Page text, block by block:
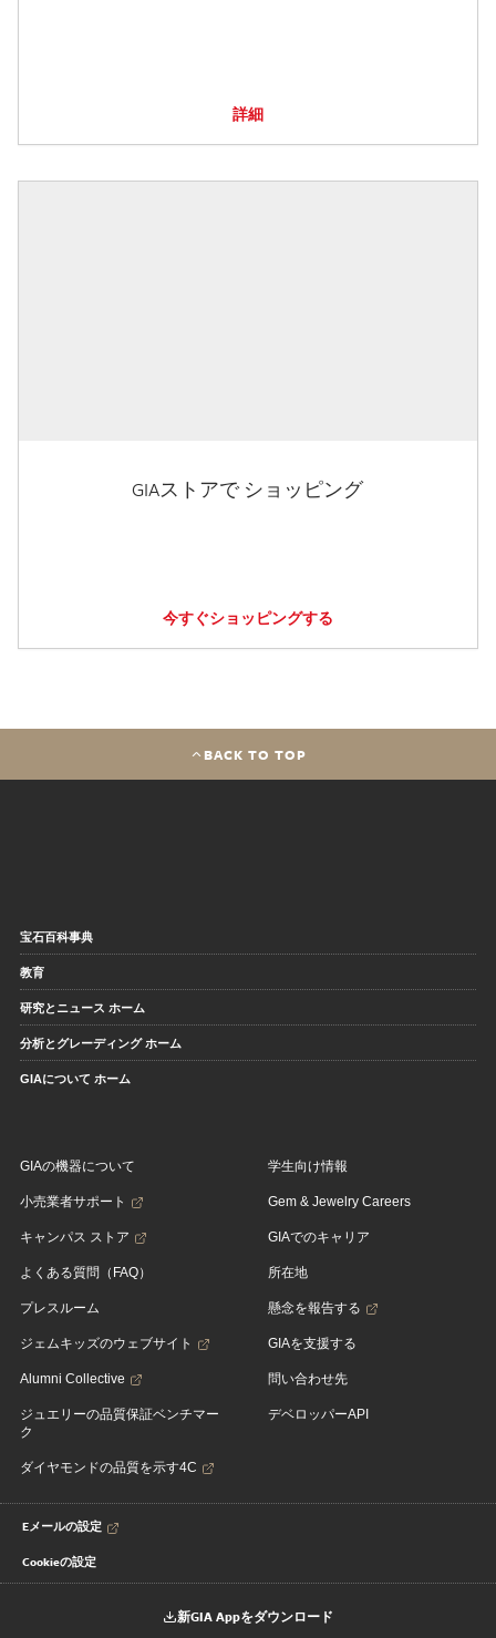
詳細
GIAストアで ショッピング
今すぐショッピングする
BACK TO TOP
宝石百科事典
教育
研究とニュース ホーム
分析とグレーディング ホーム
GIAについて ホーム
GIAの機器について
小売業者サポート
キャンパス ストア
よくある質問（FAQ）
プレスルーム
ジェムキッズのウェブサイト
Alumni Collective
ジュエリーの品質保証ベンチマー
ク
ダイヤモンドの品質を示す4C
学生向け情報
Gem & Jewelry Careers
GIAでのキャリア
所在地
懸念を報告する
GIAを支援する
問い合わせ先
デベロッパーAPI
Eメールの設定
Cookieの設定
新GIA Appをダウンロード